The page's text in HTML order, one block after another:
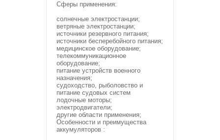
Сферы применения:
солнечные электростанции;
ветряные электростанции;
источники резервного питания;
источники бесперебойного питания;
медицинское оборудование;
телекоммуникационное
оборудование;
питание устройств военного
назначения;
судоходство, рыболовство и
питание судовых систем
лодочные моторы;
электродвигатели;
другие области применения;
Особенности и преимущества
аккумуляторов :